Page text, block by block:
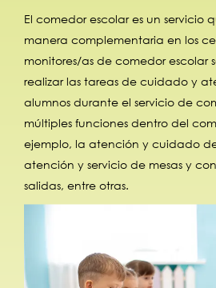
El comedor escolar es un servicio
manera complementaria en los
monitores/as de comedor escolar
realizar las tareas de cuidado y
alumnos durante el servicio de
múltiples funciones dentro del
ejemplo, la atención y cuidado
atención y servicio de mesas y
salidas, entre otras.